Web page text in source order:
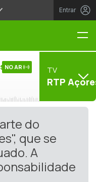
Entrar
NO AR TV
RTP
do
que se
A